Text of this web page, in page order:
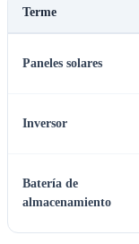
Terme
Paneles solares
Inversor
Batería de
almacenamiento